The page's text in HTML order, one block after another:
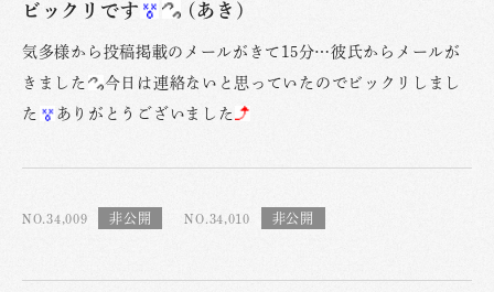
ビックリです (あき)
気多様から投稿掲載のメールがきて15分…彼氏からメールが
きました
今日は連絡ないと思っていたのでビックリしまし
た
ありがとうございました
NO.34,009 NO.34,010